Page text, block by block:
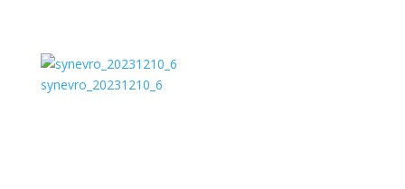
synevro_20231210_6